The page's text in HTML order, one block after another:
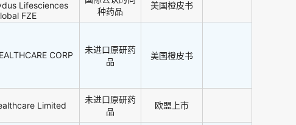
Lifesciences
FZE
种药品
美国橙皮书
CORP
未进口原研药
品
美国橙皮书
Limited
未进口原研药
品
欧盟上市